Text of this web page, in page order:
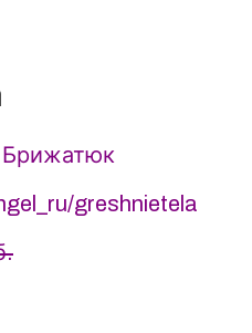
Брижатюк
greshnietela